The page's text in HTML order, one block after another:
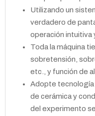
Utilizando un
verdadero de
operación intuitiva
Toda la máquina
sobretensión,
etc., y función de
Adopte tecnología
de cerámica y
del experimento